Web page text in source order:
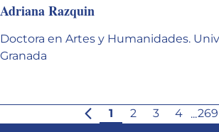
Adriana Razquin
Doctora en Artes y Humanidades.
Granada
1 2 3 4 ...269